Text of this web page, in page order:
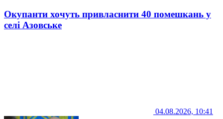
Окупанти хочуть привласнити 40 помешкань у
селі Азовське
04.08.2026, 10:41